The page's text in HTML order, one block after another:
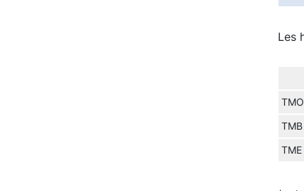
Les
TMO
TMB
TME